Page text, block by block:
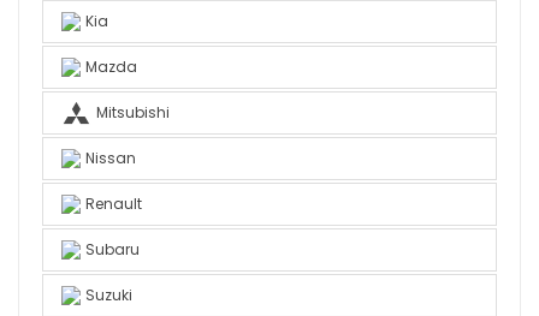
Kia
Mazda
Mitsubishi
Nissan
Renault
Subaru
Suzuki